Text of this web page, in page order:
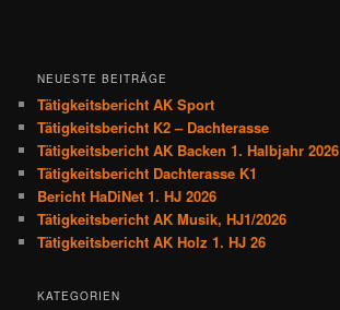
NEUESTE BEITRÄGE
Tätigkeitsbericht AK Sport
Tätigkeitsbericht K2 – Dachterasse
Tätigkeitsbericht AK Backen 1. Halbjahr 2026
Tätigkeitsbericht Dachterasse K1
Bericht HaDiNet 1. HJ 2026
Tätigkeitsbericht AK Musik, HJ1/2026
Tätigkeitsbericht AK Holz 1. HJ 26
KATEGORIEN